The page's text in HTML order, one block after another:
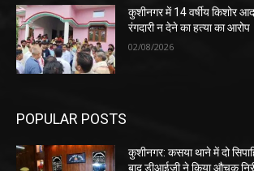
कुशीनगर में 14 वर्षीय किशोर
रंगदारी न देने का हत्या का आरोप
02/08/2026
POPULAR POSTS
कुशीनगर: कसया थाने में दो
बाद डीआईजी ने किया औचक